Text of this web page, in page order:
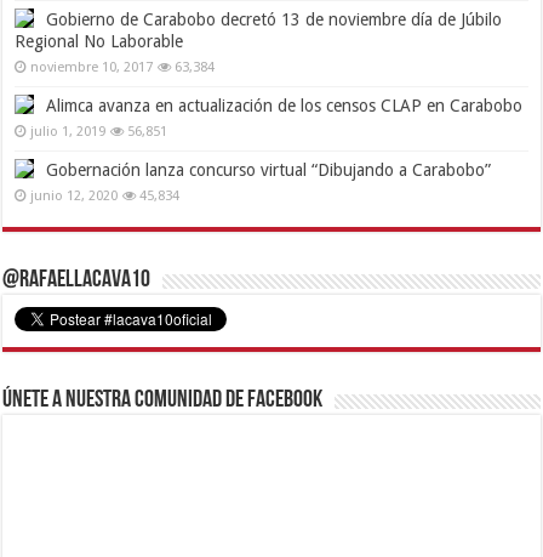
Gobierno de Carabobo decretó 13 de noviembre día de Júbilo
Regional No Laborable
noviembre 10, 2017 63,384
Alimca avanza en actualización de los censos CLAP en Carabobo
julio 1, 2019 56,851
Gobernación lanza concurso virtual “Dibujando a Carabobo”
junio 12, 2020 45,834
@RafaelLacava10
Únete a nuestra comunidad de Facebook